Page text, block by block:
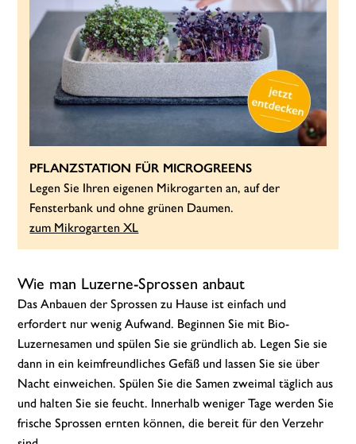
PFLANZSTATION FÜR MICROGREENS
Legen Sie Ihren eigenen Mikrogarten an, auf der
Fensterbank und ohne grünen Daumen.
zum Mikrogarten XL
Wie man Luzerne-Sprossen anbaut
Das Anbauen der Sprossen zu Hause ist einfach und
erfordert nur wenig Aufwand. Beginnen Sie mit Bio-
Luzernesamen und spülen Sie sie gründlich ab. Legen Sie sie
dann in ein keimfreundliches Gefäß und lassen Sie sie über
Nacht einweichen. Spülen Sie die Samen zweimal täglich aus
und halten Sie sie feucht. Innerhalb weniger Tage werden Sie
frische Sprossen ernten können, die bereit für den Verzehr